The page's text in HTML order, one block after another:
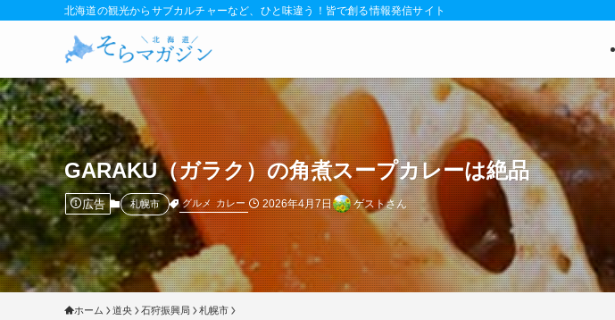
北海道の観光からサブカルチャーなど、ひと味違う！皆で創る情報発信サイト
GARAKU（ガラク）の角煮スープカレーは絶品
広告 札幌市 グルメ カレー 2026年4月7日 ゲストさん
ホーム 道央 石狩振興局 札幌市